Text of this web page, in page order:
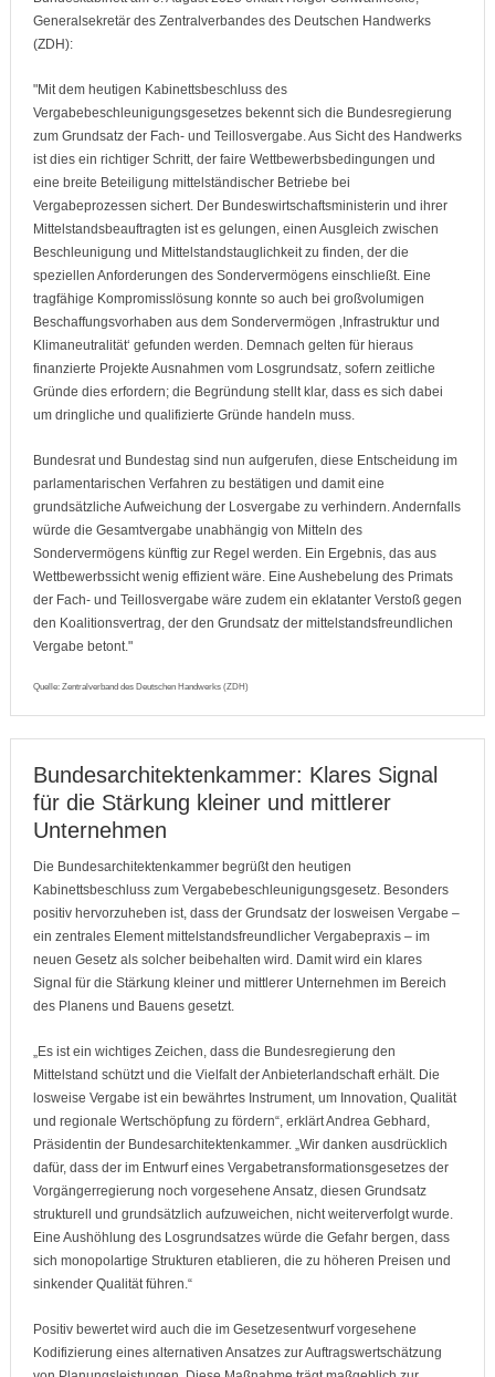
Generalsekretär des Zentralverbandes des Deutschen Handwerks
(ZDH):
"Mit dem heutigen Kabinettsbeschluss des
Vergabebeschleunigungsgesetzes bekennt sich die Bundesregierung
zum Grundsatz der Fach- und Teillosvergabe. Aus Sicht des Handwerks
ist dies ein richtiger Schritt, der faire Wettbewerbsbedingungen und
eine breite Beteiligung mittelständischer Betriebe bei
Vergabeprozessen sichert. Der Bundeswirtschaftsministerin und ihrer
Mittelstandsbeauftragten ist es gelungen, einen Ausgleich zwischen
Beschleunigung und Mittelstandstauglichkeit zu finden, der die
speziellen Anforderungen des Sondervermögens einschließt. Eine
tragfähige Kompromisslösung konnte so auch bei großvolumigen
Beschaffungsvorhaben aus dem Sondervermögen ‚Infrastruktur und
Klimaneutralität‘ gefunden werden. Demnach gelten für hieraus
finanzierte Projekte Ausnahmen vom Losgrundsatz, sofern zeitliche
Gründe dies erfordern; die Begründung stellt klar, dass es sich dabei
um dringliche und qualifizierte Gründe handeln muss.
Bundesrat und Bundestag sind nun aufgerufen, diese Entscheidung im
parlamentarischen Verfahren zu bestätigen und damit eine
grundsätzliche Aufweichung der Losvergabe zu verhindern. Andernfalls
würde die Gesamtvergabe unabhängig von Mitteln des
Sondervermögens künftig zur Regel werden. Ein Ergebnis, das aus
Wettbewerbssicht wenig effizient wäre. Eine Aushebelung des Primats
der Fach- und Teillosvergabe wäre zudem ein eklatanter Verstoß gegen
den Koalitionsvertrag, der den Grundsatz der mittelstandsfreundlichen
Vergabe betont."
Quelle: Zentralverband des Deutschen Handwerks (ZDH)
Bundesarchitektenkammer: Klares Signal
für die Stärkung kleiner und mittlerer
Unternehmen
Die Bundesarchitektenkammer begrüßt den heutigen
Kabinettsbeschluss zum Vergabebeschleunigungsgesetz. Besonders
positiv hervorzuheben ist, dass der Grundsatz der losweisen Vergabe –
ein zentrales Element mittelstandsfreundlicher Vergabepraxis – im
neuen Gesetz als solcher beibehalten wird. Damit wird ein klares
Signal für die Stärkung kleiner und mittlerer Unternehmen im Bereich
des Planens und Bauens gesetzt.
„Es ist ein wichtiges Zeichen, dass die Bundesregierung den
Mittelstand schützt und die Vielfalt der Anbieterlandschaft erhält. Die
losweise Vergabe ist ein bewährtes Instrument, um Innovation, Qualität
und regionale Wertschöpfung zu fördern“, erklärt Andrea Gebhard,
Präsidentin der Bundesarchitektenkammer. „Wir danken ausdrücklich
dafür, dass der im Entwurf eines Vergabetransformationsgesetzes der
Vorgängerregierung noch vorgesehene Ansatz, diesen Grundsatz
strukturell und grundsätzlich aufzuweichen, nicht weiterverfolgt wurde.
Eine Aushöhlung des Losgrundsatzes würde die Gefahr bergen, dass
sich monopolartige Strukturen etablieren, die zu höheren Preisen und
sinkender Qualität führen.“
Positiv bewertet wird auch die im Gesetzesentwurf vorgesehene
Kodifizierung eines alternativen Ansatzes zur Auftragswertschätzung